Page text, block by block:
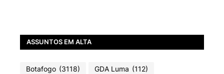
ASSUNTOS EM ALTA
Botafogo (3118) GDA Luma (112)